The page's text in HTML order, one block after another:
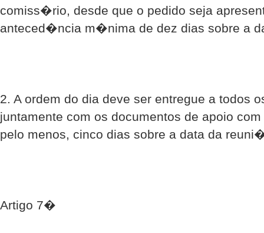
comiss�rio, desde que o pedido seja
anteced�ncia m�nima de dez dias sobre a
2. A ordem do dia deve ser entregue a todos
juntamente com os documentos de apoio
pelo menos, cinco dias sobre a data da
Artigo 7�